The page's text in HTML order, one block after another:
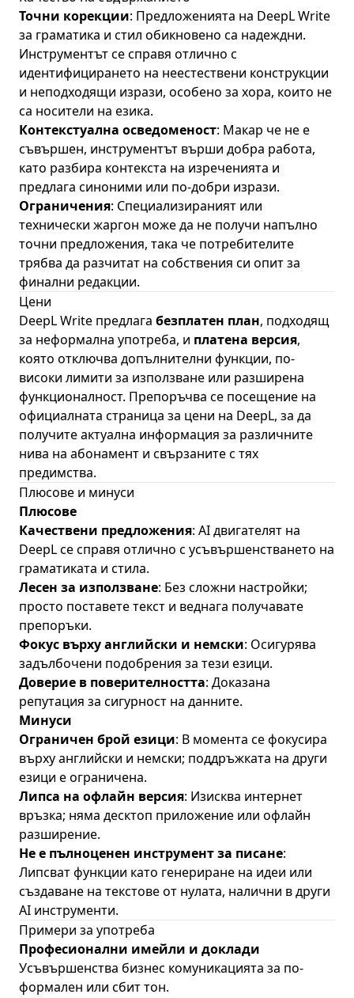
Точни корекции: Предложенията на DeepL Write
за граматика и стил обикновено са надеждни.
Инструментът се справя отлично с
идентифицирането на неестествени конструкции
и неподходящи изрази, особено за хора, които не
са носители на езика.
Контекстуална осведоменост: Макар че не е
съвършен, инструментът върши добра работа,
като разбира контекста на изреченията и
предлага синоними или по-добри изрази.
Ограничения: Специализираният или
технически жаргон може да не получи напълно
точни предложения, така че потребителите
трябва да разчитат на собствения си опит за
финални редакции.
Цени
DeepL Write предлага безплатен план, подходящ
за неформална употреба, и платена версия,
която отключва допълнителни функции, по-
високи лимити за използване или разширена
функционалност. Препоръчва се посещение на
официалната страница за цени на DeepL, за да
получите актуална информация за различните
нива на абонамент и свързаните с тях
предимства.
Плюсове и минуси
Плюсове
Качествени предложения: AI двигателят на
DeepL се справя отлично с усъвършенстването на
граматиката и стила.
Лесен за използване: Без сложни настройки;
просто поставете текст и веднага получавате
препоръки.
Фокус върху английски и немски: Осигурява
задълбочени подобрения за тези езици.
Доверие в поверителността: Доказана
репутация за сигурност на данните.
Минуси
Ограничен брой езици: В момента се фокусира
върху английски и немски; поддръжката на други
езици е ограничена.
Липса на офлайн версия: Изисква интернет
връзка; няма десктоп приложение или офлайн
разширение.
Не е пълноценен инструмент за писане:
Липсват функции като генериране на идеи или
създаване на текстове от нулата, налични в други
AI инструменти.
Примери за употреба
Професионални имейли и доклади
Усъвършенства бизнес комуникацията за по-
формален или сбит тон.